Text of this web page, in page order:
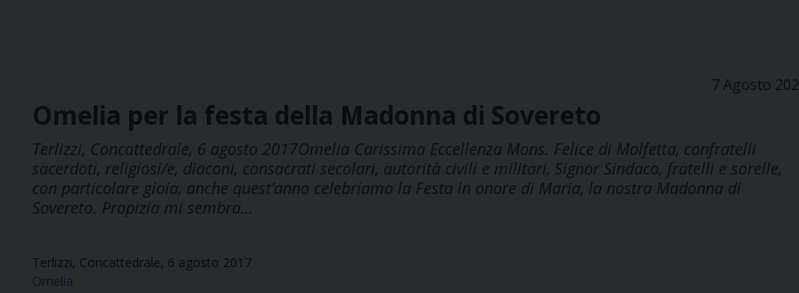
7 Agosto
Omelia per la festa della Madonna di Sovereto
Terlizzi, Concattedrale, 6 agosto 2017Omelia Carissima Eccellenza Mons. Felice di Molfetta, confratelli
sacerdoti, religiosi/e, diaconi, consacrati secolari, autorità civili e militari, Signor Sindaco, fratelli e sorelle,
con particolare gioia, anche quest’anno celebriamo la Festa in onore di Maria, la nostra Madonna di
Sovereto. Propizia mi sembra…
Terlizzi, Concattedrale, 6 agosto 2017
Omelia